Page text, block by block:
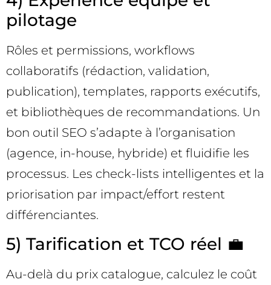
pilotage
Rôles et permissions, workflows
collaboratifs (rédaction, validation,
publication), templates, rapports exécutifs,
et bibliothèques de recommandations. Un
bon outil SEO s’adapte à l’organisation
(agence, in-house, hybride) et fluidifie les
processus. Les check-lists intelligentes et la
priorisation par impact/effort restent
différenciantes.
5) Tarification et TCO réel 💼
Au-delà du prix catalogue, calculez le coût